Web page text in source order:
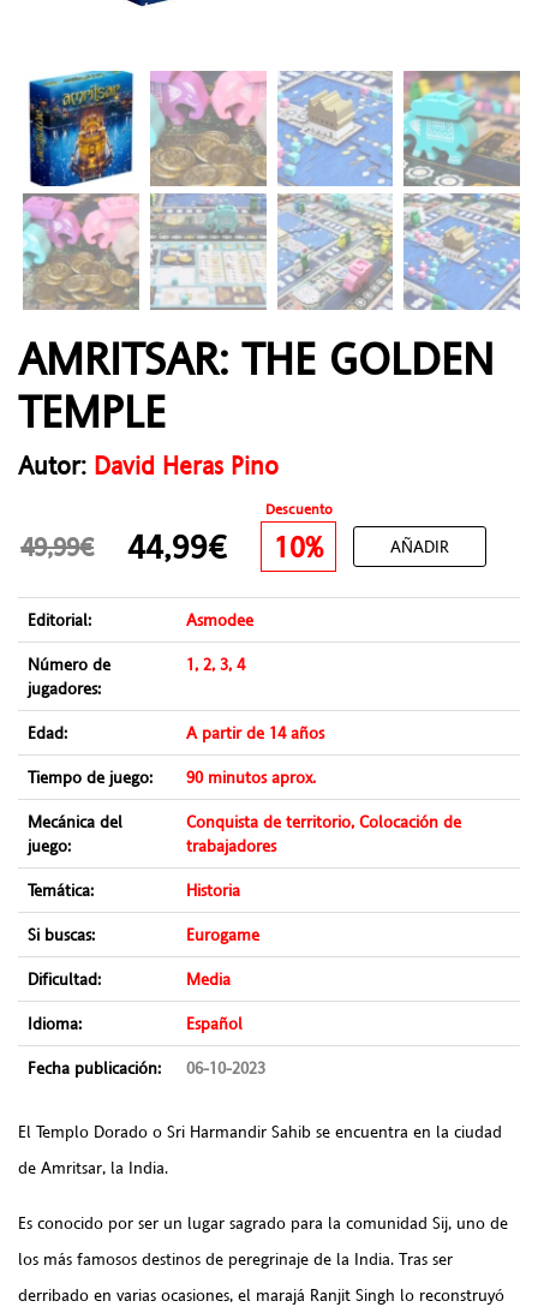
AMRITSAR: THE GOLDEN
TEMPLE
Autor: David Heras Pino
Descuento
49,99€ 44,99€ 10% AÑADIR
Editorial:
Asmodee
Número de
jugadores:
1, 2, 3, 4
Edad:
A partir de 14 años
Tiempo de juego:
90 minutos aprox.
Mecánica del
juego:
Conquista de territorio, Colocación de
trabajadores
Temática:
Historia
Si buscas:
Eurogame
Dificultad:
Media
Idioma:
Español
Fecha publicación:
06-10-2023
El Templo Dorado o Sri Harmandir Sahib se encuentra en la ciudad
de Amritsar, la India.
Es conocido por ser un lugar sagrado para la comunidad Sij, uno de
los más famosos destinos de peregrinaje de la India. Tras ser
derribado en varias ocasiones, el marajá Ranjit Singh lo reconstruyó